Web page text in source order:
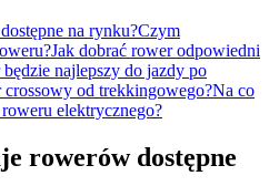
na rynku?Czym
Jak dobrać rower odpowiedni
najlepszy do jazdy po
od trekkingowego?Na co
elektrycznego?
rowerów dostępne